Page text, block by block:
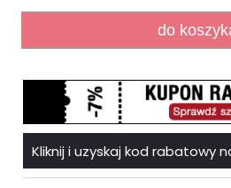
do
Kliknij i uzyskaj kod rabatowy